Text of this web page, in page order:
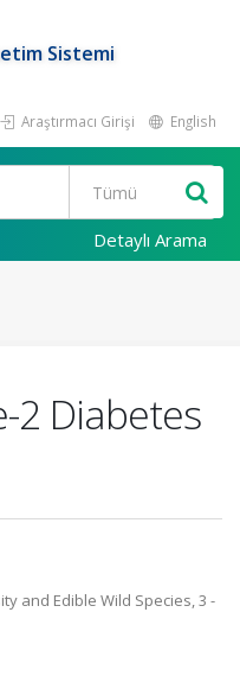
Sistemi
Araştırmacı Girişi English
Detaylı Arama
2 Diabetes
and Edible Wild Species, 3 -